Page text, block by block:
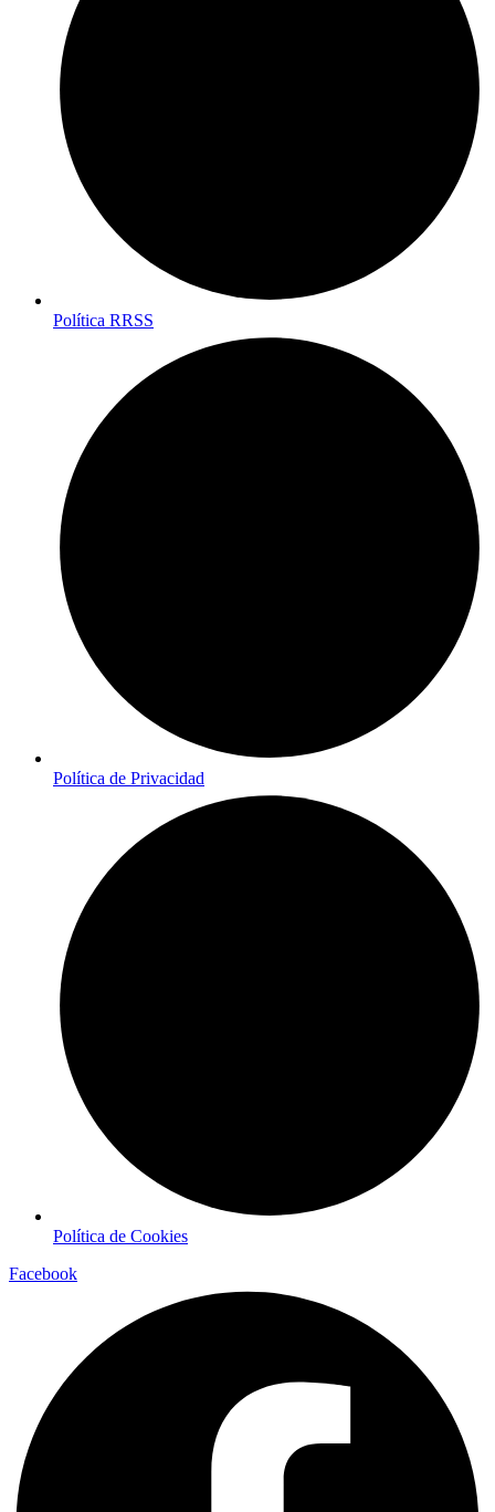
Política RRSS
Política de Privacidad
Política de Cookies
Facebook